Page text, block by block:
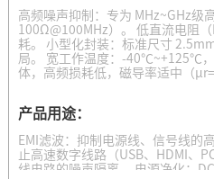
高频噪声抑制：专为 MHz~GHz
100Ω@100MHz）。 低直流电阻
耗。 小型化封装：标准尺寸
局。 宽工作温度：-40℃~+125℃
体，高频损耗低，磁导率适中（
产品用途：
EMI滤波：抑制电源线、信号线的
止高速数字线路（USB、HDMI、
线电路的噪声隔离。 电源净化：